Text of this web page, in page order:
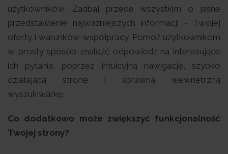
użytkowników. Zadbaj przede wszystkim o jasne
przedstawienie najważniejszych informacji - Twojej
oferty i warunków współpracy. Pomóż użytkownikom
w prosty sposób znaleźć odpowiedź na interesujące
ich pytania, poprzez intuicyjną nawigację, szybko
działającą stronę i sprawną wewnętrzną
wyszukiwarkę.
Co dodatkowo może zwiększyć funkcjonalność
Twojej strony?